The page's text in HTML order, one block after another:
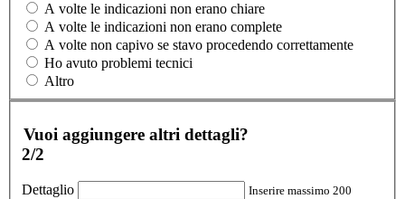
A volte le indicazioni non erano chiare
A volte le indicazioni non erano complete
A volte non capivo se stavo procedendo correttamente
Ho avuto problemi tecnici
Altro
Vuoi aggiungere altri dettagli?
2/2
Dettaglio
Inserire massimo 200